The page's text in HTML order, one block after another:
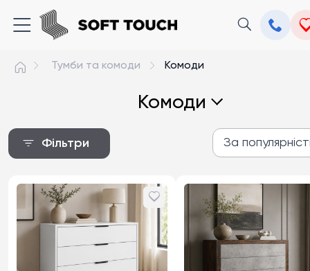
Тумби та комоди Комоди
Комоди
Фільтри За
Від дешевих до
Від дорогих до